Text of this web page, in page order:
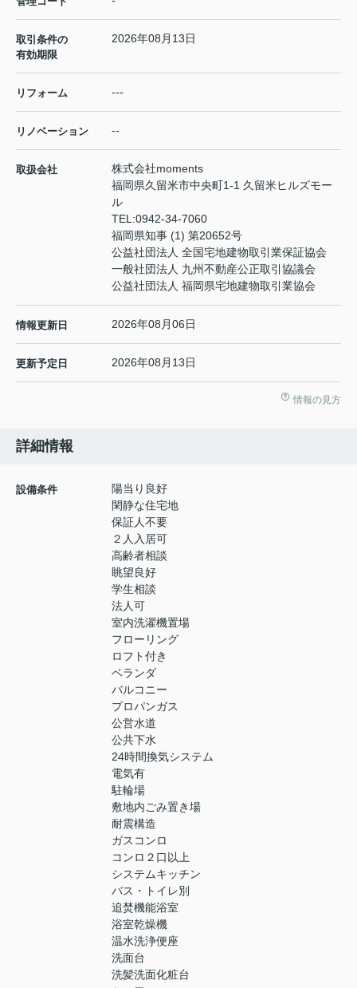
取引条件の
有効期限
2026年08月13日
リフォーム ---
リノベーション --
取扱会社
株式会社moments
福岡県久留米市中央町1-1 久留米ヒルズモー
ル
TEL:0942-34-7060
福岡県知事 (1) 第20652号
公益社団法人 全国宅地建物取引業保証協会
一般社団法人 九州不動産公正取引協議会
公益社団法人 福岡県宅地建物取引業協会
情報更新日 2026年08月06日
更新予定日 2026年08月13日
情報の見方
詳細情報
設備条件
陽当り良好
閑静な住宅地
保証人不要
２人入居可
高齢者相談
眺望良好
学生相談
法人可
室内洗濯機置場
フローリング
ロフト付き
ベランダ
バルコニー
プロパンガス
公営水道
公共下水
24時間換気システム
電気有
駐輪場
敷地内ごみ置き場
耐震構造
ガスコンロ
コンロ２口以上
システムキッチン
バス・トイレ別
追焚機能浴室
浴室乾燥機
温水洗浄便座
洗面台
洗髪洗面化粧台